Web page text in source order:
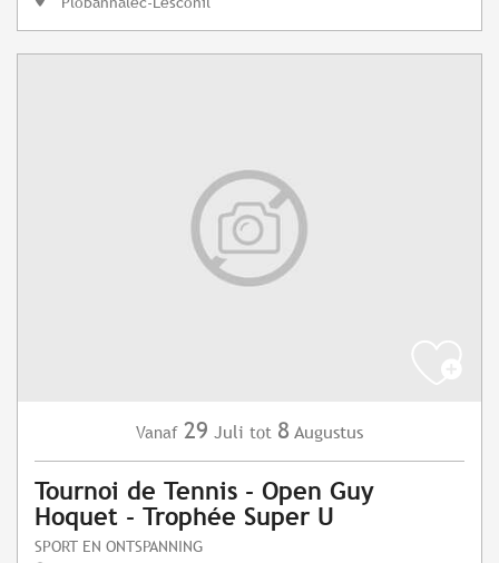
Vanaf 29 Juli tot 8 Augustus
Tournoi de Tennis - Open Guy
Hoquet - Trophée Super U
SPORT EN ONTSPANNING